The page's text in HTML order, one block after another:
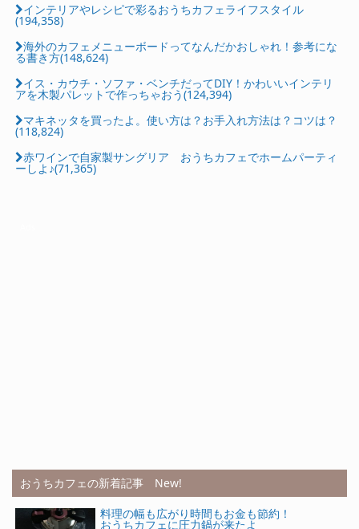
インテリアやレシピで彩るおうちカフェライフスタイル
(194,358)
海外のカフェメニューボードってなんだかおしゃれ！参考にな
る書き方(148,624)
イス・カウチ・ソファ・ベンチだってDIY！かわいいインテリ
アを木製パレットで作っちゃおう(124,394)
マキネッタを買ったよ。使い方は？お手入れ方法は？コツは？
(118,824)
赤ワインで自家製サングリア おうちカフェでホームパーティ
ーしよ♪(71,365)
おうちカフェの新着記事 New!
料理の幅も広がり時間もお金も節約！
おうちカフェに圧力鍋が来たよ